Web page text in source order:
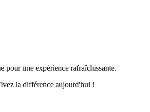
pour une expérience rafraîchissante.
la différence aujourd'hui !